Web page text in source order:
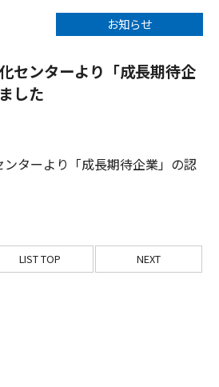
お知らせ
センターより「成長期待企
した
ターより「成長期待企業」の認
LIST TOP NEXT